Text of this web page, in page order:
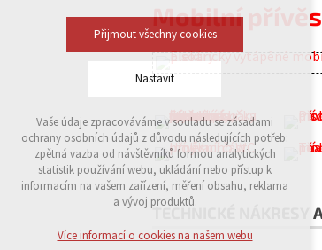
Mobilní
TECHNICKÉ NÁKRESY
Přijmout všechny cookies
Nastavit
Technická cookies
nutná pro provozování webu
udržení kontextu stránek (session): případná
přihlášení, volby jazyka, apod.
analytická pro anonymizované vyhodnocení
návštěvnosti
Vaše údaje zpracováváme v souladu se zásadami
ochrany osobních údajů z důvodu následujících potřeb:
zpětná vazba od návštěvníků formou analytických
statistik používání webu, ukládání nebo přístup k
informacím na vašem zařízení, měření obsahu, reklama
a vývoj produktů.
Více informací o cookies na našem webu